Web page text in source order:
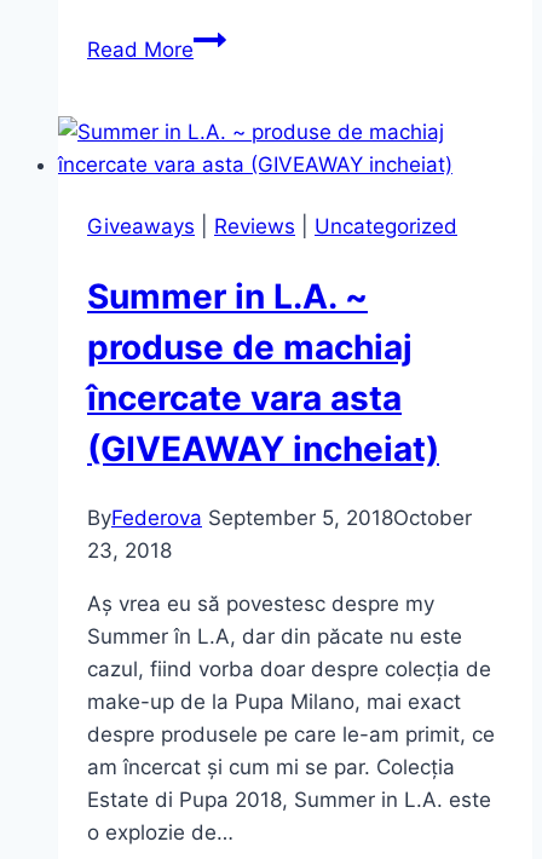
Read MoreDe
am
comandat
de
și
Accesorii
pentru
vacanță
Giveaways Reviews Uncategorized
Summer in L.A. ~
produse de machiaj
încercate vara asta
(GIVEAWAY incheiat)
ByFederova September 5, 2018October
23, 2018
Aș vrea eu să povestesc despre my
Summer în L.A, dar din păcate nu este
cazul, fiind vorba doar despre colecția de
make-up de la Pupa Milano, mai exact
despre produsele pe care le-am primit, ce
am încercat și cum mi se par. Colecția
Estate di Pupa 2018, Summer in L.A. este
o explozie de…